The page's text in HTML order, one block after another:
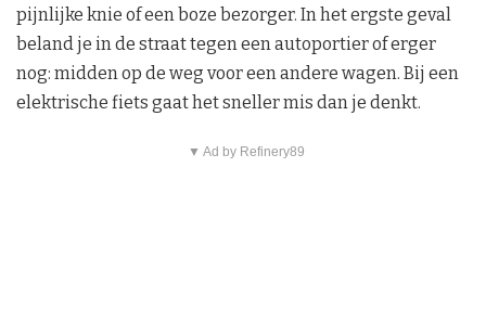
pijnlijke knie of een boze bezorger. In het ergste geval
beland je in de straat tegen een autoportier of erger
nog: midden op de weg voor een andere wagen. Bij een
elektrische fiets gaat het sneller mis dan je denkt.
▼ Ad by Refinery89